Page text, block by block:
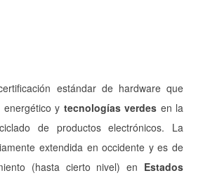
estándar de hardware que
y tecnologías verdes en la
de productos electrónicos. La
extendida en occidente y es de
(hasta cierto nivel) en Estados